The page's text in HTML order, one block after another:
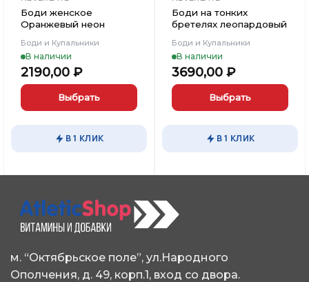
Боди женское
Оранжевый неон
Боди и Купальники
В наличии
2190,00 ₽
Выбрать
вариаций.
можно
выбрать
на
товара.
В 1 КЛИК
Боди на тонких
бретелях леопардовый
Боди и Купальники
В наличии
3690,00 ₽
Выбрать
вариаций.
можно
выбрать
товара.
В 1 КЛИК
м. “Октябрьское поле”, ул.Народного
Ополчения, д. 49, корп.1, вход со двора.